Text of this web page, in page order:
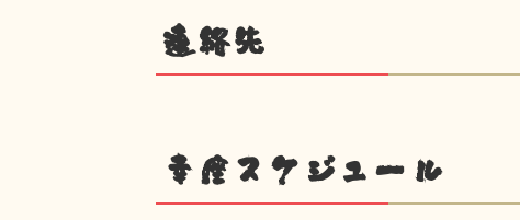
連絡先
幸座スケジュール